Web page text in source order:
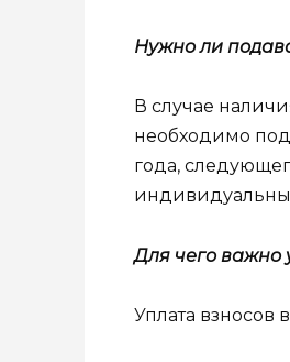
Нужно ли
В случае
необходимо
года,
Для чего важно
Уплата взносов